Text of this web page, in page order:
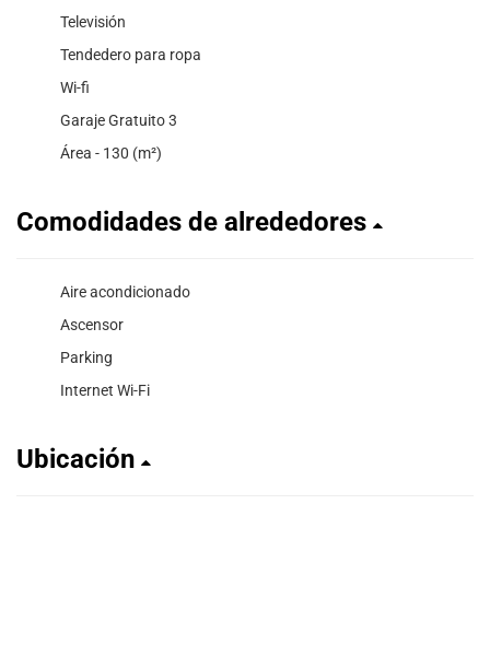
Televisión
Tendedero para ropa
Wi-fi
Garaje Gratuito 3
Área - 130 (m²)
Comodidades de alrededores
Aire acondicionado
Ascensor
Parking
Internet Wi-Fi
Ubicación